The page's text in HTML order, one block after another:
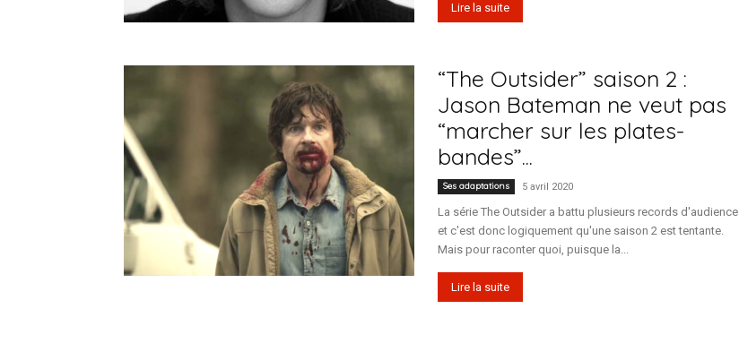
Lire la suite
“The Outsider” saison 2 :
Jason Bateman ne veut pas
“marcher sur les plates-
bandes”...
Ses adaptations 5 avril 2020
La série The Outsider a battu plusieurs records d'audience
et c'est donc logiquement qu'une saison 2 est tentante.
Mais pour raconter quoi, puisque la...
Lire la suite